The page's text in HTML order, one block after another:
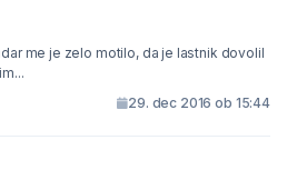
me je zelo motilo, da je lastnik dovolil
29. dec 2016 ob 15:44